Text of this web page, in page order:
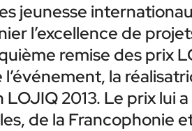
jeunesse
l’excellence de
remise des prix
la
2013. Le prix lui
de la Francophonie